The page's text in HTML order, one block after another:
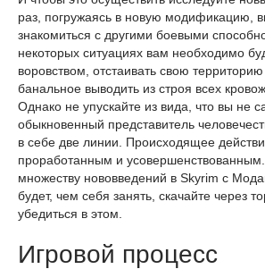
раз, погружаясь в новую модификацию,
знакомиться с другими боевыми
некоторых ситуациях вам необходимо
воровством, отстаивать свою
банальное выводить из строя всех
Однако не упускайте из вида, что вы не
обыкновенный представитель
в себе две линии. Происходящее
проработанным и
множеству нововведений в Skyrim с
будет, чем себя занять, скачайте через
убедиться в этом.
Игровой процесс